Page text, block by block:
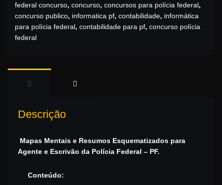
federal concurso, concurso, concursos para polícia federal,
concurso publico, informatica pf, contabilidade, informática
para polícia federal, contabilidade para pf, concurso polícia
federal
Descrição
Mapas Mentais e Resumos Esquematizados para
Agente e Escrivão da Polícia Federal – PF.
Conteúdo: